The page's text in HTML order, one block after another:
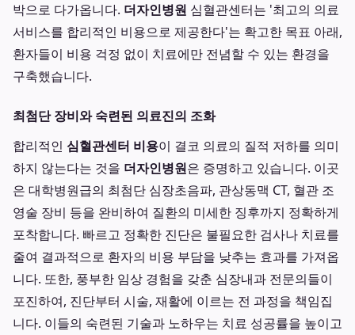
박으로 다가옵니다. 더자인병원 심혈관센터는 '최고의 의료
서비스를 합리적인 비용으로 제공한다'는 확고한 목표 아래,
환자들이 비용 걱정 없이 치료에만 전념할 수 있는 환경을
구축했습니다.
최첨단 장비와 숙련된 의료진의 조화
합리적인 심혈관센터 비용이 결코 의료의 질적 저하를 의미
하지 않는다는 것을 더자인병원은 증명하고 있습니다. 이곳
은 대학병원급의 최첨단 심장초음파, 관상동맥 CT, 혈관 조
영술 장비 등을 완비하여 질환의 미세한 징후까지 정확하게
포착합니다. 빠르고 정확한 진단은 불필요한 검사나 치료를
줄여 결과적으로 환자의 비용 부담을 낮추는 효과를 가져옵
니다. 또한, 풍부한 임상 경험을 갖춘 심장내과 전문의들이
포진하여, 진단부터 시술, 재활에 이르는 전 과정을 책임집
니다. 이들의 숙련된 기술과 노하우는 치료 성공률을 높이고